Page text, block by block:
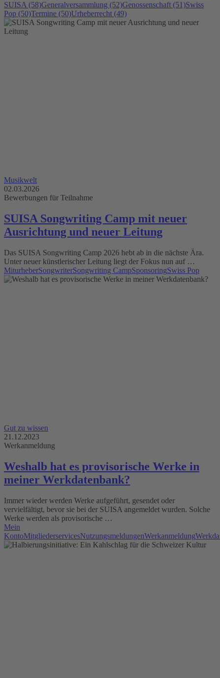
SUISA (58)Generalversammlung (52)Genossenschaft (51)Swiss
Pop (50)Termine (50)Urheberrecht (49)
Musikwelt
02.03.2026
Bewerbungen für Teilnahme
SUISA Songwriting Camp mit neuer
Ausrichtung und neuer Leitung
Das SUISA Songwriting Camp 2026 hebt ab in die nächste Ära.
Unter neuer künstlerischer Leitung liegt der Fokus nun auf …
MiturheberSongwriterSongwriting CampSponsoringSwiss Pop
Gut zu wissen
21.12.2023
Werkanmeldung
Weshalb hat es provisorische Werke in
meiner Werkdatenbank?
Immer wieder werden Werke aufgeführt, gesendet oder
vervielfältigt, bevor sie bei der SUISA angemeldet wurden. Solche
Werke werden als provisorische …
Mein
KontoMitgliederservicesNutzungsmeldungenWerkanmeldung